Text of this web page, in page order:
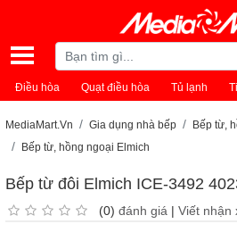
Điều hòa Quạt điều hòa Tủ lạnh
MediaMart.Vn Gia dụng nhà bếp
Bếp từ,
Bếp từ, hồng ngoại Elmich
Bếp từ đôi Elmich ICE-3492
(0) đánh giá | Viết nhận